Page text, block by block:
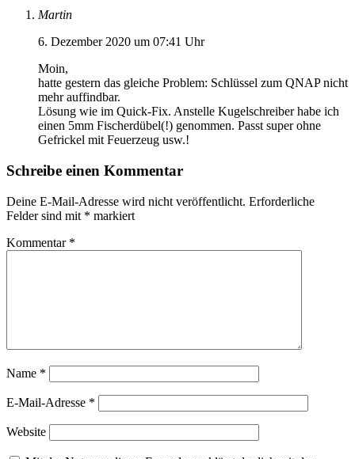
Martin
6. Dezember 2020 um 07:41 Uhr
Moin,
hatte gestern das gleiche Problem: Schlüssel zum QNAP nicht
mehr auffindbar.
Lösung wie im Quick-Fix. Anstelle Kugelschreiber habe ich
einen 5mm Fischerdübel(!) genommen. Passt super ohne
Gefrickel mit Feuerzeug usw.!
Schreibe einen Kommentar
Deine E-Mail-Adresse wird nicht veröffentlicht. Erforderliche
Felder sind mit * markiert
Kommentar *
Name *
E-Mail-Adresse *
Website